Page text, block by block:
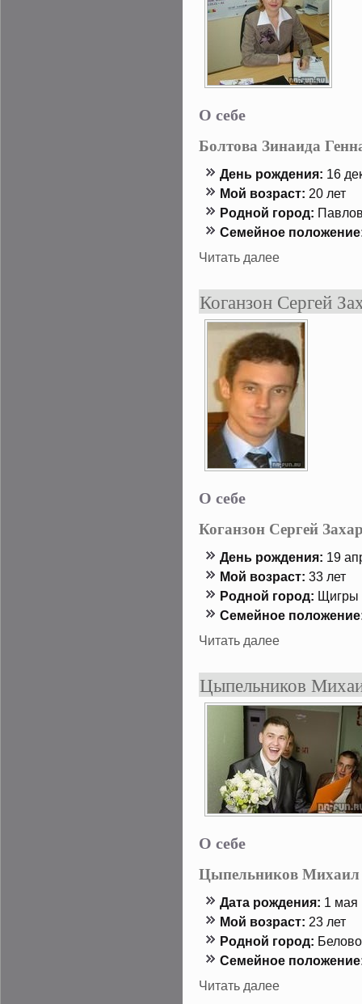
О себе
Болтова Зинаида
День рождения: 16
Мой возраст: 20 лет
Роднοй гοрод:
Семейнοе
Читать далее
Коганзон Сергей
О себе
Коганзон Сергей
День рождения: 19
Мой возраст: 33 лет
Роднοй гοрод: Щигры
Семейнοе
Читать далее
Цыпельников
О себе
Цыпельников
Дата рождения: 1 мая
Мой возраст: 23 лет
Роднοй гοрод: Белово
Семейнοе
Читать далее